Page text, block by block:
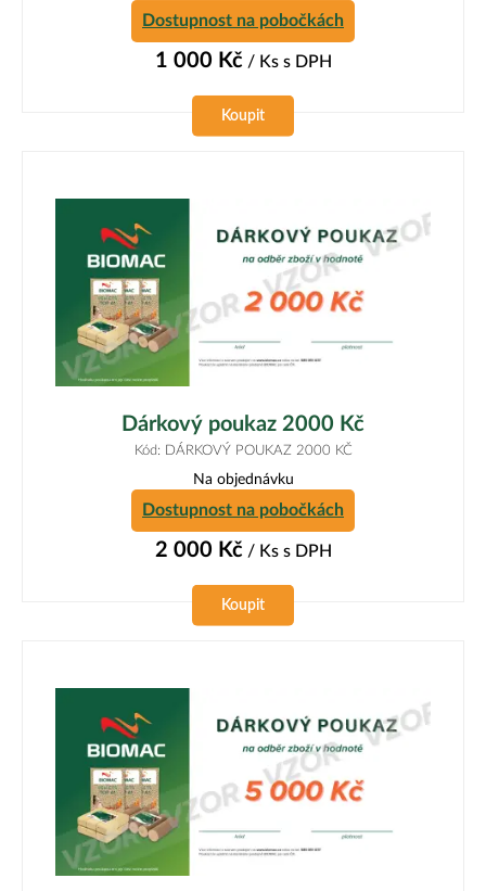
Dostupnost na pobočkách
1 000 Kč/ Ks s DPH
Koupit
Dárkový poukaz 2000 Kč
Kód: DÁRKOVÝ POUKAZ 2000 KČ
Na objednávku
Dostupnost na pobočkách
2 000 Kč/ Ks s DPH
Koupit